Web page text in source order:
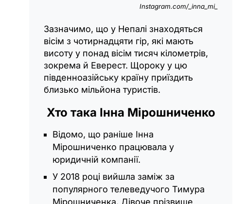
Instagram.com/_inna_mi_
Зазначимо, що у Непалі знаходяться
вісім з чотирнадцяти гір, які мають
висоту у понад вісім тисяч кілометрів,
зокрема й Еверест. Щороку у цю
південноазійську країну приїздить
близько мільйона туристів.
Хто така Інна Мірошниченко
Відомо, що раніше Інна
Мірошниченко працювала у
юридичній компанії.
У 2018 році вийшла заміж за
популярного телеведучого Тимура
Мірошниченка. Дівоче прізвище